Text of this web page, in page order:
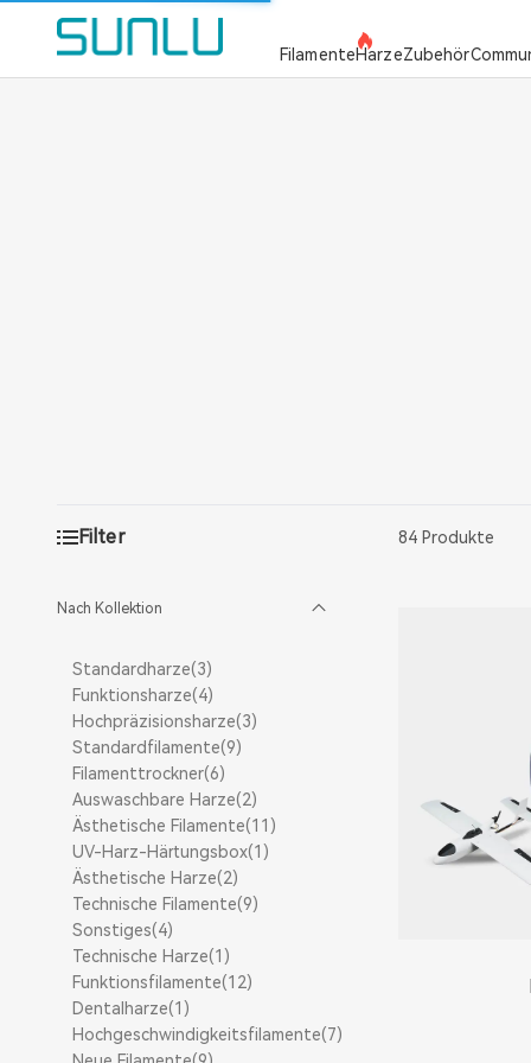
SUNLU Offizielle Website
FilamenteHarzeZubehör
Filter
Nach Kollektion
Standardharze(3)
Funktionsharze(4)
Hochpräzisionsharze(3)
Standardfilamente(9)
Filamenttrockner(6)
Auswaschbare Harze(2)
Ästhetische Filamente(11)
UV-Harz-Härtungsbox(1)
Ästhetische Harze(2)
Technische Filamente(9)
Sonstiges(4)
Technische Harze(1)
Funktionsfilamente(12)
Dentalharze(1)
Hochgeschwindigkeitsfilamente(7)
84 Produkte